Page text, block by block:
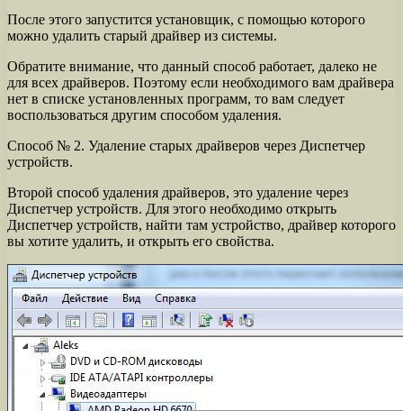
После этого запустится установщик, с помощью которого
можно удалить старый драйвер из системы.
Обратите внимание, что данный способ работает, далеко не
для всех драйверов. Поэтому если необходимого вам драйвера
нет в списке установленных программ, то вам следует
воспользоваться другим способом удаления.
Способ № 2. Удаление старых драйверов через Диспетчер
устройств.
Второй способ удаления драйверов, это удаление через
Диспетчер устройств. Для этого необходимо открыть
Диспетчер устройств, найти там устройство, драйвер которого
вы хотите удалить, и открыть его свойства.